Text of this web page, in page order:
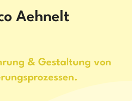
Aehnelt
& Gestaltung von